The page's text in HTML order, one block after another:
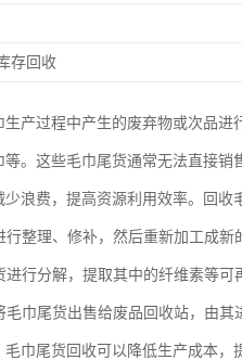
存回收
产过程中产生的废弃物或次品
。这些毛巾尾货通常无法直接销
浪费，提高资源利用效率。回收
整理、修补，然后重新加工成
行分解，提取其中的纤维素等可
巾尾货出售给废品回收站，由其
巾尾货回收可以降低生产成本